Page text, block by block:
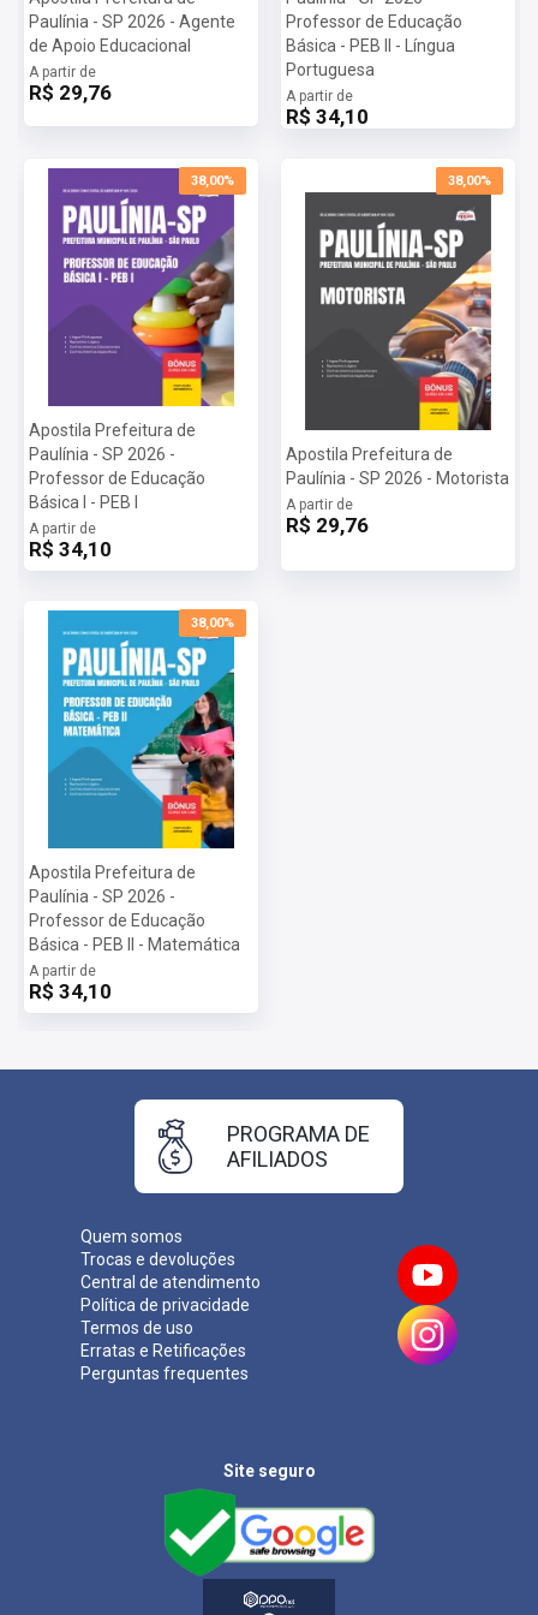
Paulínia - SP 2026 - Agente
de Apoio Educacional
A partir de
R$ 29,76
Professor de Educação
Básica - PEB II - Língua
Portuguesa
A partir de
R$ 34,10
38,00%
Apostila Prefeitura de
Paulínia - SP 2026 -
Professor de Educação
Básica I - PEB I
A partir de
R$ 34,10
38,00%
Apostila Prefeitura de
Paulínia - SP 2026 - Motorista
A partir de
R$ 29,76
38,00%
Apostila Prefeitura de
Paulínia - SP 2026 -
Professor de Educação
Básica - PEB II - Matemática
A partir de
R$ 34,10
Quem somos
Trocas e devoluções
Central de atendimento
Política de privacidade
Termos de uso
Erratas e Retificações
Perguntas frequentes
PROGRAMA DE
AFILIADOS
Site seguro